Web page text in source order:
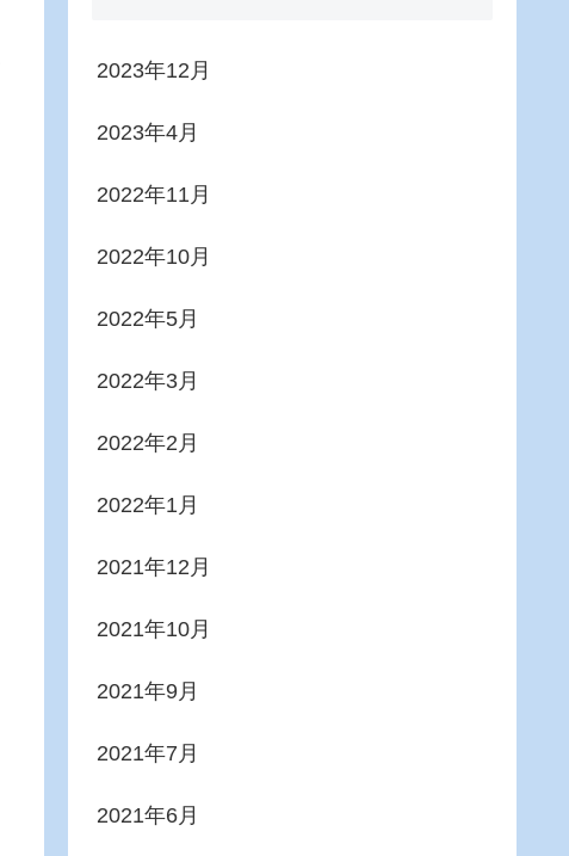
2023年12月
2023年4月
2022年11月
2022年10月
2022年5月
2022年3月
2022年2月
2022年1月
2021年12月
2021年10月
2021年9月
2021年7月
2021年6月